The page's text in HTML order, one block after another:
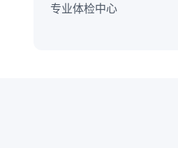
专业体检中心